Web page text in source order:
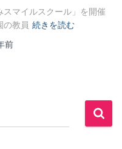
マイルスクール」を開催
の教員 続きを読む
前